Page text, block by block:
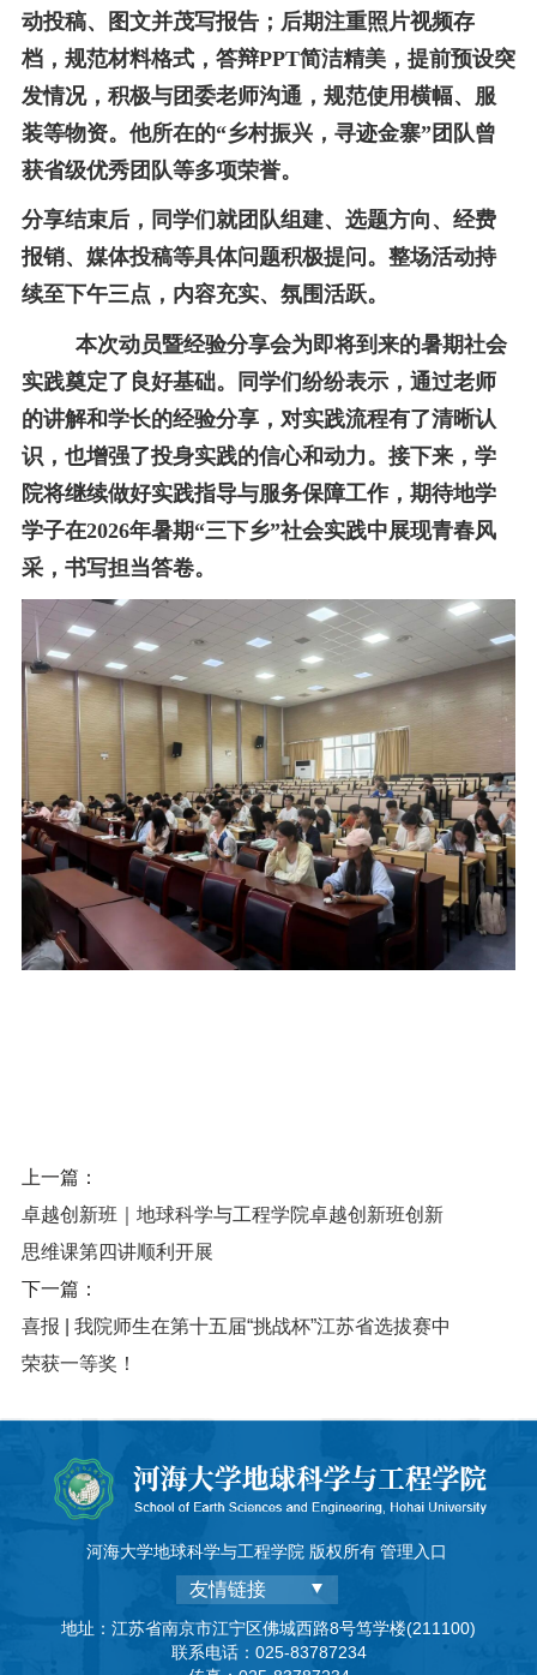
动投稿、图文并茂写报告；后期注重照片视频存
档，规范材料格式，答辩PPT简洁精美，提前预设突
发情况，积极与团委老师沟通，规范使用横幅、服
装等物资。他所在的“乡村振兴，寻迹金寨”团队曾
获省级优秀团队等多项荣誉。
分享结束后，同学们就团队组建、选题方向、经费
报销、媒体投稿等具体问题积极提问。整场活动持
续至下午三点，内容充实、氛围活跃。
本次动员暨经验分享会为即将到来的暑期社会
实践奠定了良好基础。同学们纷纷表示，通过老师
的讲解和学长的经验分享，对实践流程有了清晰认
识，也增强了投身实践的信心和动力。接下来，学
院将继续做好实践指导与服务保障工作，期待地学
学子在2026年暑期“三下乡”社会实践中展现青春风
采，书写担当答卷。
上一篇：
卓越创新班｜地球科学与工程学院卓越创新班创新
思维课第四讲顺利开展
下一篇：
喜报 | 我院师生在第十五届“挑战杯”江苏省选拔赛中
荣获一等奖！
河海大学地球科学与工程学院 版权所有管理入口
友情链接
地址：江苏省南京市江宁区佛城西路8号笃学楼(211100)
联系电话：025-83787234